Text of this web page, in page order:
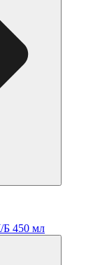
Б 450 мл